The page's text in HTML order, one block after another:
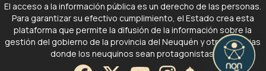
El acceso a la información pública es un derecho de las personas.
Para garantizar su efectivo cumplimiento, el Estado crea esta
plataforma que permite la difusión de la información sobre la
gestión del gobierno de la provincia del Neuquén y otras noticias
donde los neuquinos sean protagonistas.